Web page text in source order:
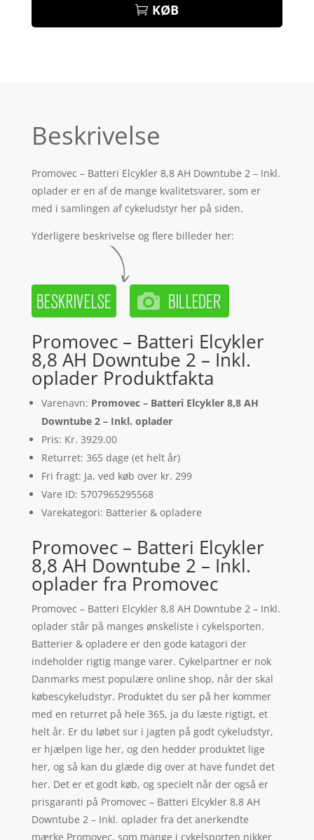
KØB
Beskrivelse
Promovec – Batteri Elcykler 8,8 AH Downtube 2 – Inkl.
oplader er en af de mange kvalitetsvarer, som er
med i samlingen af cykeludstyr her på siden.
Yderligere beskrivelse og flere billeder her:
Promovec – Batteri Elcykler
8,8 AH Downtube 2 – Inkl.
oplader Produktfakta
Varenavn: Promovec – Batteri Elcykler 8,8 AH
Downtube 2 – Inkl. oplader
Pris: Kr. 3929.00
Returret: 365 dage (et helt år)
Fri fragt: Ja, ved køb over kr. 299
Vare ID: 5707965295568
Varekategori: Batterier & opladere
Promovec – Batteri Elcykler
8,8 AH Downtube 2 – Inkl.
oplader fra Promovec
Promovec – Batteri Elcykler 8,8 AH Downtube 2 – Inkl.
oplader står på manges ønskeliste i cykelsporten.
Batterier & opladere er den gode katagori der
indeholder rigtig mange varer. Cykelpartner er nok
Danmarks mest populære online shop, når der skal
købescykeludstyr. Produktet du ser på her kommer
med en returret på hele 365, ja du læste rigtigt, et
helt år. Er du løbet sur i jagten på godt cykeludstyr,
er hjælpen lige her, og den hedder produktet lige
her, og så kan du glæde dig over at have fundet det
her. Det er et godt køb, og specielt når der også er
prisgaranti på Promovec – Batteri Elcykler 8,8 AH
Downtube 2 – Inkl. oplader fra det anerkendte
mærke Promovec, som mange i cykelsporten nikker